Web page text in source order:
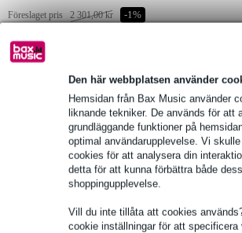
Den här webbplatsen använder
Hemsidan från Bax Music använder
liknande tekniker. De används för att
grundläggande funktioner på
optimal användarupplevelse. Vi
cookies för att analysera din
detta för att kunna förbättra både
shoppingupplevelse.
Vill du inte tillåta att cookies
cookie inställningar för att
Föreslaget pris 2 301,00 kr -1%
Lagerstatus
lägg till i
Över 48 000 artiklar i lager